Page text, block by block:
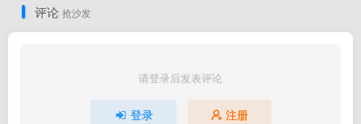
评论 抢沙发
请登录后发表评论
登录 注册